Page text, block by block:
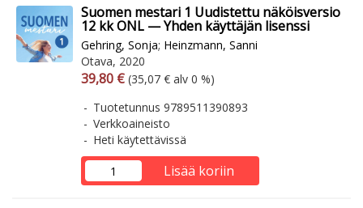
Suomen mestari 1 Uudistettu näköisversio
12 kk ONL — Yhden käyttäjän lisenssi
Gehring, Sonja; Heinzmann, Sanni
Otava, 2020
Arvonlisäverollinen hinta
39,80 € Arvonlisäveroton hinta
(35,07 € alv 0 %)
Tuotetunnus 9789511390893
Verkkoaineisto
Heti käytettävissä
Lisää koriin